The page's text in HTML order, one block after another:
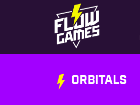
ORBITALS